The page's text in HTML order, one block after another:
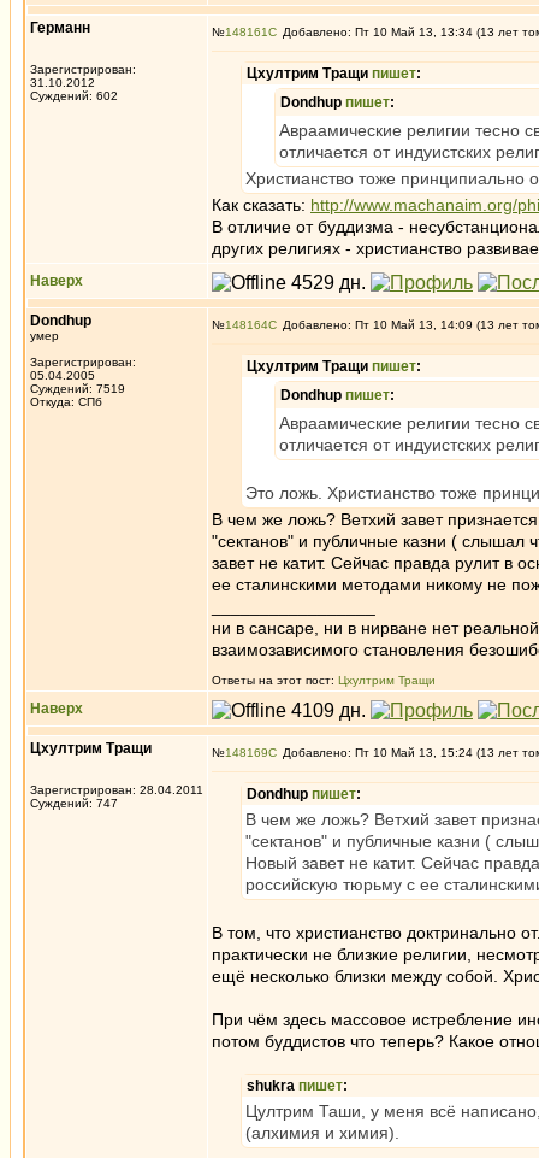
Германн
Зарегистрирован:
31.10.2012
Суждений: 602
№148161 Добавлено: Пт 10 Май 13, 13:34 (13 лет
Цхултрим Тращи пишет:
Dondhup пишет:
Авраамические религии тесно
отличается от индуистских
Христианство тоже принципиально
Как сказать: http://www.machanaim.org/
В отличие от буддизма -
других религиях - христианство
Наверх
Dondhup
умер
Зарегистрирован:
05.04.2005
Суждений: 7519
Откуда: СПб
№148164 Добавлено: Пт 10 Май 13, 14:09 (13 лет
Цхултрим Тращи пишет:
Dondhup пишет:
Авраамические религии тесно
отличается от индуистских
Это ложь. Христианство тоже
В чем же ложь? Ветхий завет
"сектанов" и публичные казни ( слышал
завет не катит. Сейчас правда рулит в
ее сталинскими методами никому не
ни в сансаре, ни в нирване нет
взаимозависимого становления
Ответы на этот пост: Цхултрим Тращи
Наверх
Цхултрим Тращи
Зарегистрирован: 28.04.2011
Суждений: 747
№148169 Добавлено: Пт 10 Май 13, 15:24 (13 лет
Dondhup пишет:
В чем же ложь? Ветхий завет
"сектанов" и публичные казни (
Новый завет не катит. Сейчас
российскую тюрьму с ее
В том, что христианство доктринально
практически не близкие религии,
ещё несколько близки между собой.
При чём здесь массовое истребление
потом буддистов что теперь? Какое
shukra пишет:
Цултрим Таши, у меня всё
(алхимия и химия).